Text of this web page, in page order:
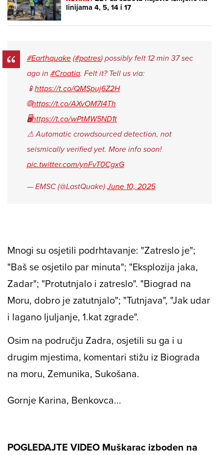
linijama 4, 5, 14 i 17
#Earthquake(#potres) possibly felt 12 min 37 sec
ago in #Croatia. Felt it? Tell us via:
📱https://t.co/QMSpuj6Z2H
🌐https://t.co/AXvOM7I4Th
🖥https://t.co/wPtMW5ND1t
⚠ Automatic crowdsourced detection, not
seismically verified yet. More info soon!
pic.twitter.com/ynFvT0CgxG
— EMSC (@LastQuake)June 10, 2025
Mnogi su osjetili podrhtavanje: "Zatreslo je";
"Baš se osjetilo par minuta"; "Eksplozija jaka,
Zadar"; "Protutnjalo i zatreslo". "Biograd na
Moru, dobro je zatutnjalo"; "Tutnjava", "Jak udar
i lagano ljuljanje, 1.kat zgrade".
Osim na području Zadra, osjetili su ga i u
drugim mjestima, komentari stižu iz Biograda
na moru, Zemunika, Sukošana.
Gornje Karina, Benkovca...
POGLEDAJTE VIDEO Muškarac izboden na